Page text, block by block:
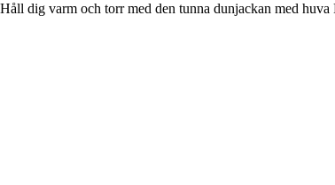
Håll dig varm och torr med den tunna dunjackan med